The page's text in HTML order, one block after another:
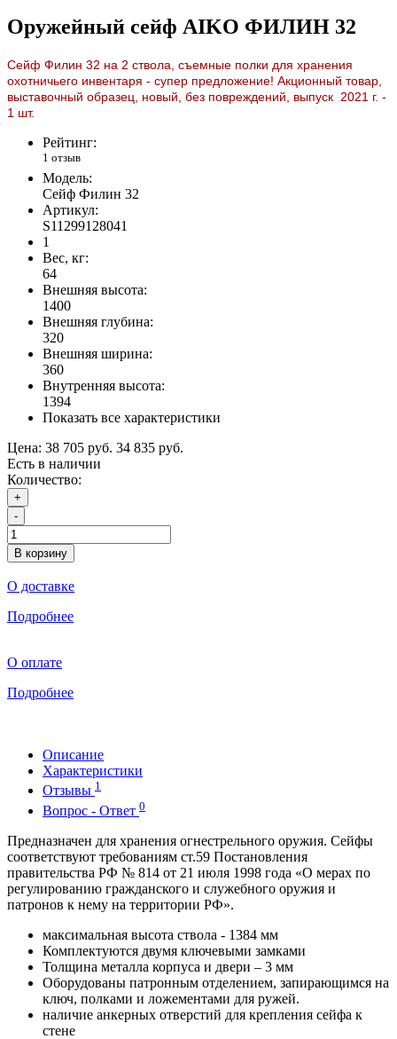
Оружейный сейф AIKO ФИЛИН 32
Сейф Филин 32 на 2 ствола, съемные полки для хранения
охотничьего инвентаря - супер предложение! Акционный товар,
выставочный образец, новый, без повреждений, выпуск 2021 г. -
1 шт.
Рейтинг:
1 отзыв
Модель:
Сейф Филин 32
Артикул:
S11299128041
1
Вес, кг:
64
Внешняя высота:
1400
Внешняя глубина:
320
Внешняя ширина:
360
Внутренняя высота:
1394
Показать все характеристики
Цена: 38 705 руб. 34 835 руб.
Есть в наличии
Количество:
+
-
В корзину
О доставке
Подробнее
О оплате
Подробнее
Описание
Характеристики
Отзывы 1
Вопрос - Ответ 0
Предназначен для хранения огнестрельного оружия. Сейфы
соответствуют требованиям ст.59 Постановления
правительства РФ № 814 от 21 июля 1998 года «О мерах по
регулированию гражданского и служебного оружия и
патронов к нему на территории РФ».
максимальная высота ствола - 1384 мм
Комплектуются двумя ключевыми замками
Толщина металла корпуса и двери – 3 мм
Оборудованы патронным отделением, запирающимся на
ключ, полками и ложементами для ружей.
наличие анкерных отверстий для крепления сейфа к
стене